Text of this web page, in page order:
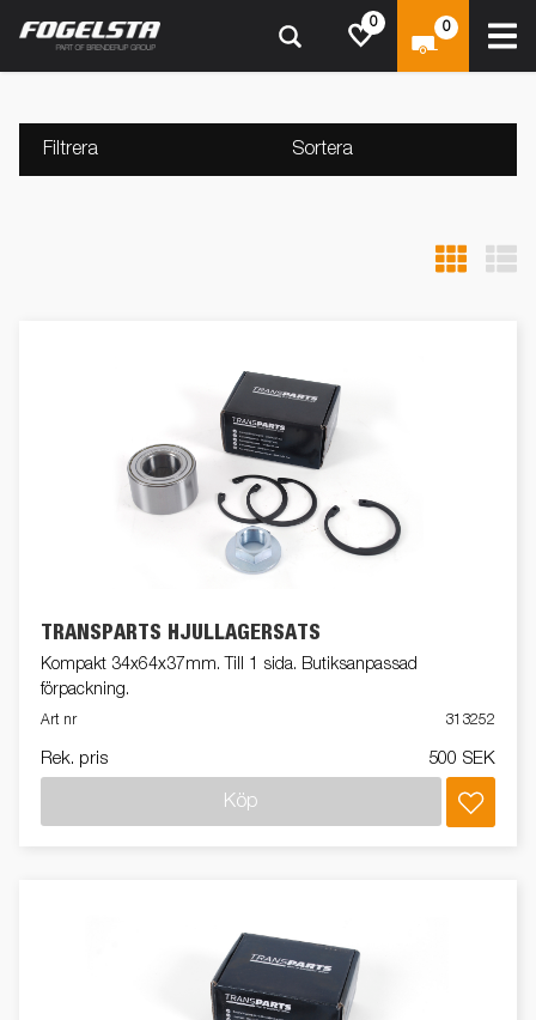
0 0
Filtrera Sortera
TRANSPARTS HJULLAGERSATS
Kompakt 34x64x37mm. Till 1 sida. Butiksanpassad
förpackning.
Art nr 313252
Rek. pris 500 SEK
Köp